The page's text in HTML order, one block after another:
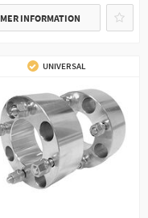
MER INFORMATION
UNIVERSAL